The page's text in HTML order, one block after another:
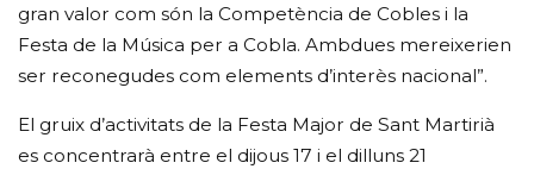
gran valor com són la Competència de Cobles i la
Festa de la Música per a Cobla. Ambdues mereixerien
ser reconegudes com elements d’interès nacional”.
El gruix d’activitats de la Festa Major de Sant Martirià
es concentrarà entre el dijous 17 i el dilluns 21